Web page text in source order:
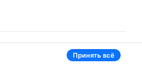
Принять всё